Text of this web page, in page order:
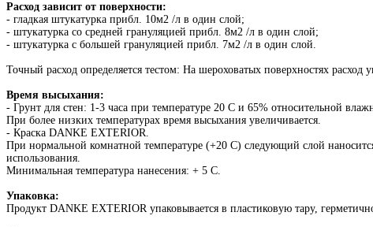
Расход зависит от поверхности:
- гладкая штукатурка прибл. 10м2 /л в один слой;
- штукатурка со средней грануляцией прибл. 8м2 /л в один слой;
- штукатурка с большей грануляцией прибл. 7м2 /л в один слой.
Точный расход определяется тестом: На шероховатых поверхностях расход
Время высыхания:
- Грунт для стен: 1-3 часа при температуре 20 C и 65% относительной
При более низких температурах время высыхания увеличивается.
- Краска DANKE EXTERIOR.
При нормальной комнатной температуре (+20 C) следующий слой
использования.
Минимальная температура нанесения: + 5 C.
Упаковка:
Продукт DANKE EXTERIOR упаковывается в пластиковую тару,